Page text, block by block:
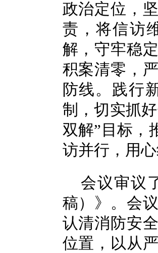
政治定位，
责，将信访
解，守牢稳
积案清零，
防线。践行
制，切实抓
双解”目标，
访并行，用
会议审议
稿）》。会
认清消防安
位置，以从